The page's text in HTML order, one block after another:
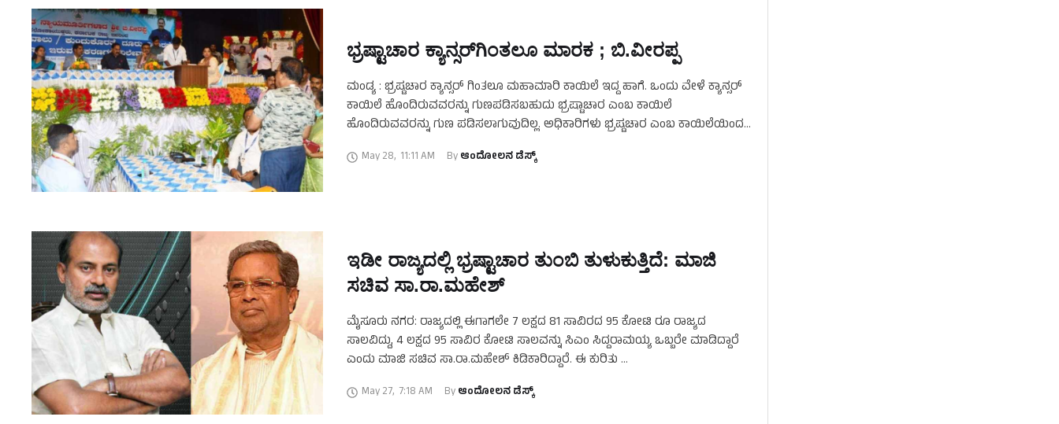
ಭ್ರಷ್ಟಾಚಾರ ಕ್ಯಾನ್ಸರ್‌ಗಿಂತಲೂ ಮಾರಕ ; ಬಿ.ವೀರಪ್ಪ
ಮಂಡ್ಯ : ಭ್ರಷ್ಟಚಾರ ಕ್ಯಾನ್ಸರ್ ಗಿಂತಲೂ ಮಹಾಮಾರಿ ಕಾಯಿಲೆ ಇದ್ದ ಹಾಗೆ. ಒಂದು ವೇಳೆ ಕ್ಯಾನ್ಸರ್
ಕಾಯಿಲೆ ಹೊಂದಿರುವವರನ್ನು ಗುಣಪಡಿಸಬಹುದು ಭ್ರಷ್ಟಾಚಾರ ಎಂಬ ಕಾಯಿಲೆ
ಹೊಂದಿರುವವರನ್ನು ಗುಣ ಪಡಿಸಲಾಗುವುದಿಲ್ಲ. ಅಧಿಕಾರಿಗಳು ಭ್ರಷ್ಟಚಾರ ಎಂಬ ಕಾಯಿಲೆಯಿಂದ
May 28, 11:11 AM By ಆಂದೋಲನ ಡೆಸ್ಕ್
ಇಡೀ ರಾಜ್ಯದಲ್ಲಿ ಭ್ರಷ್ಟಾಚಾರ ತುಂಬಿ ತುಳುಕುತ್ತಿದೆ: ಮಾಜಿ
ಸಚಿವ ಸಾ.ರಾ.ಮಹೇಶ್‌
ಮೈಸೂರು ನಗರ: ರಾಜ್ಯದಲ್ಲಿ ಈಗಾಗಲೇ 7 ಲಕ್ಷದ 81 ಸಾವಿರದ 95 ಕೋಟಿ ರೂ ರಾಜ್ಯದ
ಸಾಲವಿದ್ದು, 4 ಲಕ್ಷದ 95 ಸಾವಿರ ಕೋಟಿ ಸಾಲವನ್ನು ಸಿಎಂ ಸಿದ್ದರಾಮಯ್ಯ ಒಬ್ಬರೇ ಮಾಡಿದ್ದಾರೆ
ಎಂದು ಮಾಜಿ ಸಚಿವ ಸಾ.ರಾ.ಮಹೇಶ್‌ ಕಿಡಿಕಾರಿದ್ದಾರೆ. ಈ ಕುರಿತು …
May 27, 7:18 AM By ಆಂದೋಲನ ಡೆಸ್ಕ್